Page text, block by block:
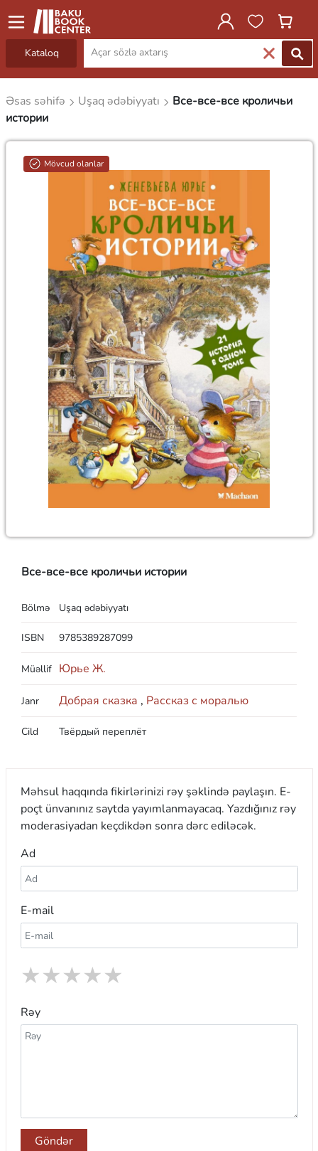
Kataloq
Əsas səhifə Uşaq ədəbiyyatı
Все-все-все кроличьи
истории
Mövcud olanlar
Все-все-все кроличьи истории
Bölmə Uşaq ədəbiyyatı
ISBN 9785389287099
Müəllif Юрье Ж.
Janr Добрая сказка , Рассказ с моралью
Cild Твёрдый переплёт
Məhsul haqqında fikirlərinizi rəy şəklində paylaşın. E-
poçt ünvanınız saytda yayımlanmayacaq. Yazdığınız rəy
moderasiyadan keçdikdən sonra dərc ediləcək.
Ad
E-mail
★
★
★
★
★
Rəy
Göndər